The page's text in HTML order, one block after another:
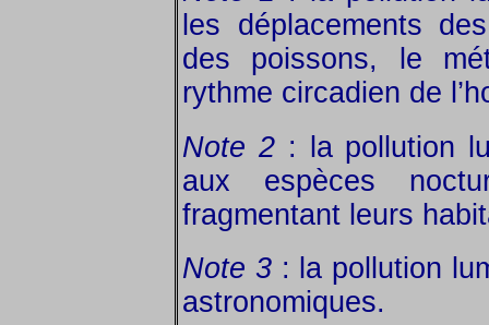
les déplacements
des poissons, le
rythme circadien de
Note 2: la pollution
aux espèces
fragmentant leurs
Note 3: la pollution
astronomiques.